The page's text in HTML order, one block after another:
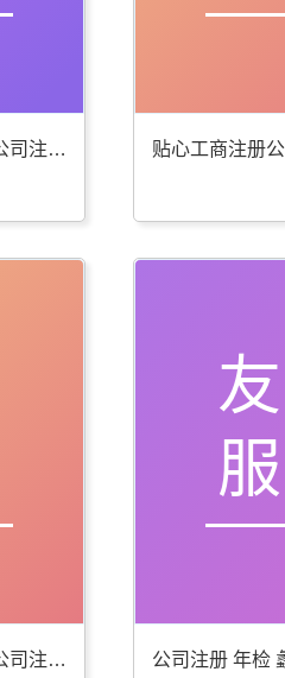
优质工商年检代办 蠡县公司注册服务棒
专业工商年检代办 蠡县公司注册服务优